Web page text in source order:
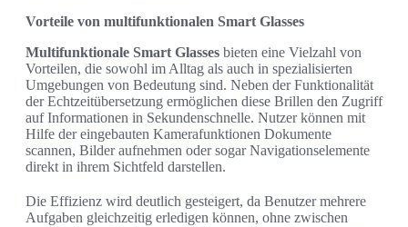
Vorteile von multifunktionalen Smart Glasses
Multifunktionale Smart Glasses bieten eine Vielzahl von
Vorteilen, die sowohl im Alltag als auch in spezialisierten
Umgebungen von Bedeutung sind. Neben der Funktionalität
der Echtzeitübersetzung ermöglichen diese Brillen den Zugriff
auf Informationen in Sekundenschnelle. Nutzer können mit
Hilfe der eingebauten Kamerafunktionen Dokumente
scannen, Bilder aufnehmen oder sogar Navigationselemente
direkt in ihrem Sichtfeld darstellen.
Die Effizienz wird deutlich gesteigert, da Benutzer mehrere
Aufgaben gleichzeitig erledigen können, ohne zwischen